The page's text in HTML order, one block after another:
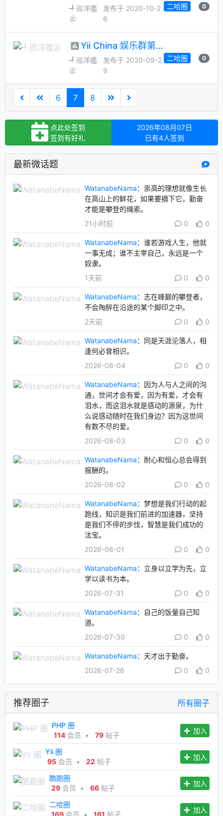
╃巡洋艦
㊣
发布于 2020-10-2
6
二哈圈 0
Yii China 娱乐群第 48 次管理员大选
╃巡洋艦
㊣
发布于 2020-09-2
9
二哈圈 0
6 7 8
点此处签到
签到有好礼
2026年08月07日
已有4人签到
最新微话题
WatanabeNama：崇高的理想就像生长
在高山上的鲜花，如果要摘下它，勤奋
才能是攀登的绳索。
21小时前
0 0
WatanabeNama：谁若游戏人生，他就
一事无成；谁不主宰自己，永远是一个
奴隶。
1天前
0 0
WatanabeNama：志在峰巅的攀登者，
不会陶醉在沿途的某个脚印之中。
2天前
0 0
WatanabeNama：同是天涯沦落人，相
逢何必曾相识。
2026-08-04
0 0
WatanabeNama：因为人与人之间的沟
通，世间才会有爱，因为有爱，才会有
泪水，而这泪水就是感动的源泉，为什
么说感动随时在我们身边？因为这世间
有数不尽的爱。
2026-08-03
0 0
WatanabeNama：耐心和恒心总会得到
报酬的。
2026-08-02
0 0
WatanabeNama：梦想是我们行动的起
跑线，知识是我们前进的加速器，坚持
是我们不停的步伐，智慧是我们成功的
法宝。
2026-08-01
0 0
WatanabeNama：立身以立学为先，立
学以读书为本。
2026-07-31
0 0
WatanabeNama：自己的饭量自己知
道。
2026-07-30
0 0
WatanabeNama：天才出于勤奋。
2026-07-26
0 0
推荐圈子 所有圈子
PHP 圈
114 会员 • 79 帖子
加入
Yii 圈
95 会员 • 22 帖子
加入
酷跑圈
29 会员 • 66 帖子
加入
二哈圈
加入